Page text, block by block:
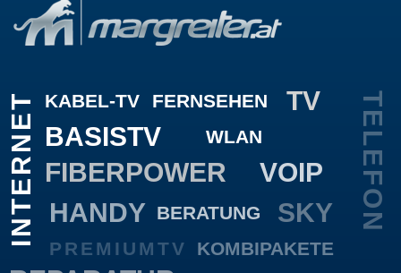
KABEL-TV
INTERNET TELEFON
FERNSEHEN
TV
BASISTV
PREMIUMTV
SKY
WLAN
FIBERPOWER VOIP
BERATUNG
HANDY
KOMBIPAKETE